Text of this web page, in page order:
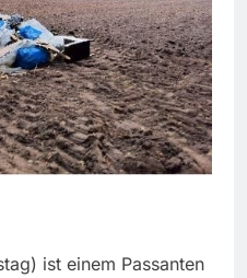
ist einem Passanten